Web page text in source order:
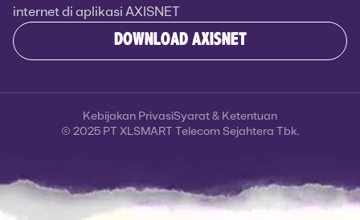
internet di aplikasi AXISNET
DOWNLOAD AXISNET
© 2025 PT XLSMART Telecom Sejahtera Tbk.
Kebijakan PrivasiSyarat & Ketentuan